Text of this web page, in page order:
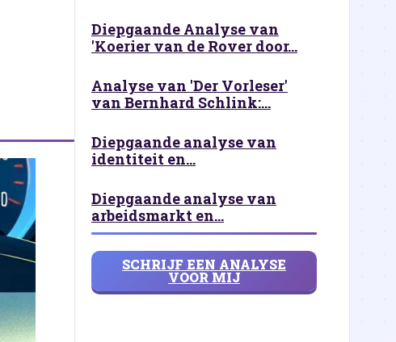
Diepgaande Analyse van
'Koerier van de Rover door...
Analyse van 'Der Vorleser'
van Bernhard Schlink:...
Diepgaande analyse van
identiteit en...
Diepgaande analyse van
arbeidsmarkt en...
SCHRIJF EEN ANALYSE
VOOR MIJ